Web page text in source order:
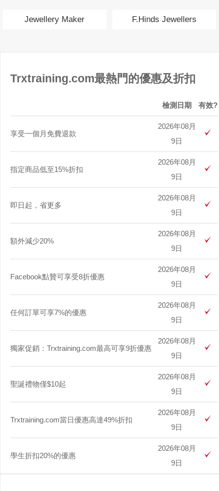
Jewellery Maker F.Hinds Jewellers
Trxtraining.com最熱門的優惠及折扣
檢測日期 有效?
享受一個月免費退款
2026年08月
9日
指定商品低至15%折扣
2026年08月
9日
即日起，省更多
2026年08月
9日
額外減少20%
2026年08月
9日
Facebook點贊可享受8折優惠
2026年08月
9日
任何訂單可享7%的優惠
2026年08月
9日
獨家促銷：Trxtraining.com最高可享9折優惠
2026年08月
9日
聖誕禮物僅$10起
2026年08月
9日
Trxtraining.com當日優惠高達49%折扣
2026年08月
9日
學生折扣20%的優惠
2026年08月
9日